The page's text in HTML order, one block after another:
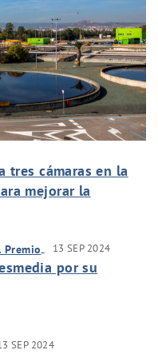
tres cámaras en la
mejorar la
13 SEP 2024
por su
SEP 2024